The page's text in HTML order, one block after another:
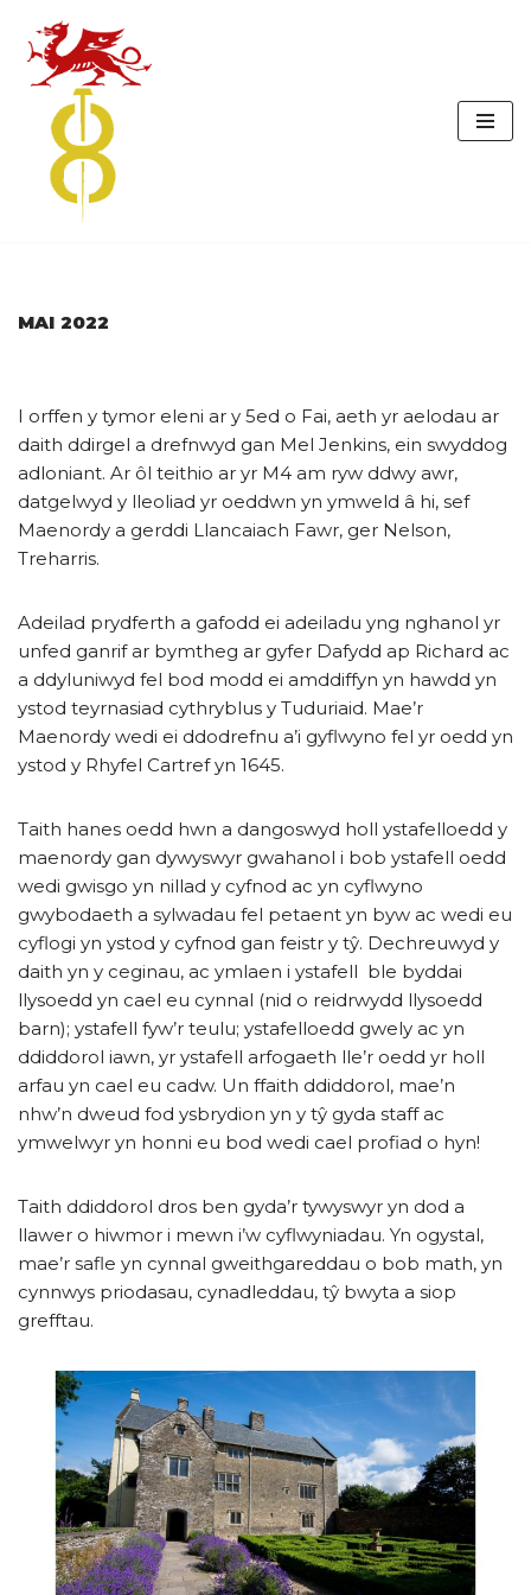
Skip
to
content
MAI 2022
I orffen y tymor eleni ar y 5ed o Fai, aeth yr aelodau ar
daith ddirgel a drefnwyd gan Mel Jenkins, ein swyddog
adloniant. Ar ôl teithio ar yr M4 am ryw ddwy awr,
datgelwyd y lleoliad yr oeddwn yn ymweld â hi, sef
Maenordy a gerddi Llancaiach Fawr, ger Nelson,
Treharris.
Adeilad prydferth a gafodd ei adeiladu yng nghanol yr
unfed ganrif ar bymtheg ar gyfer Dafydd ap Richard ac
a ddyluniwyd fel bod modd ei amddiffyn yn hawdd yn
ystod teyrnasiad cythryblus y Tuduriaid. Mae’r
Maenordy wedi ei ddodrefnu a’i gyflwyno fel yr oedd yn
ystod y Rhyfel Cartref yn 1645.
Taith hanes oedd hwn a dangoswyd holl ystafelloedd y
maenordy gan dywyswyr gwahanol i bob ystafell oedd
wedi gwisgo yn nillad y cyfnod ac yn cyflwyno
gwybodaeth a sylwadau fel petaent yn byw ac wedi eu
cyflogi yn ystod y cyfnod gan feistr y tŷ. Dechreuwyd y
daith yn y ceginau, ac ymlaen i ystafell ble byddai
llysoedd yn cael eu cynnal (nid o reidrwydd llysoedd
barn); ystafell fyw’r teulu; ystafelloedd gwely ac yn
ddiddorol iawn, yr ystafell arfogaeth lle’r oedd yr holl
arfau yn cael eu cadw. Un ffaith ddiddorol, mae’n
nhw’n dweud fod ysbrydion yn y tŷ gyda staff ac
ymwelwyr yn honni eu bod wedi cael profiad o hyn!
Taith ddiddorol dros ben gyda’r tywyswyr yn dod a
llawer o hiwmor i mewn i’w cyflwyniadau. Yn ogystal,
mae’r safle yn cynnal gweithgareddau o bob math, yn
cynnwys priodasau, cynadleddau, tŷ bwyta a siop
grefftau.